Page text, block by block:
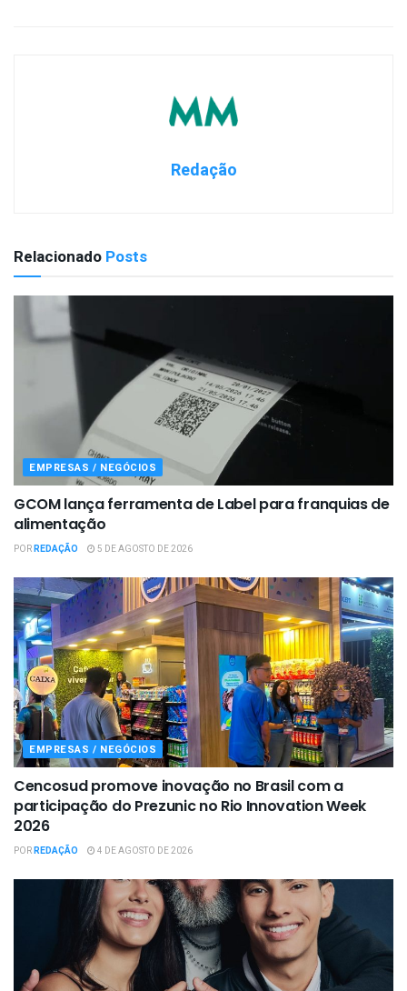
Redação
Relacionado Posts
EMPRESAS / NEGÓCIOS
GCOM lança ferramenta de Label para franquias de
alimentação
PORREDAÇÃO 5 DE AGOSTO DE 2026
EMPRESAS / NEGÓCIOS
Cencosud promove inovação no Brasil com a
participação do Prezunic no Rio Innovation Week
2026
PORREDAÇÃO 4 DE AGOSTO DE 2026